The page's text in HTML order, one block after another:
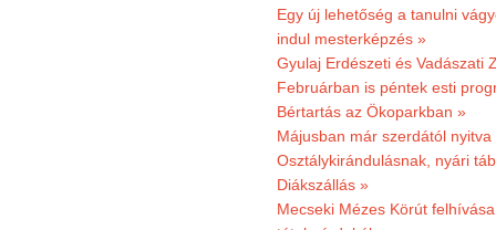
Egy új lehetőség a tanulni
indul mesterképzés »
Gyulaj Erdészeti és Vadászati
Februárban is péntek esti
Bértartás az Ökoparkban »
Májusban már szerdától
Osztálykirándulásnak, nyári
Diákszállás »
Mecseki Mézes Körút